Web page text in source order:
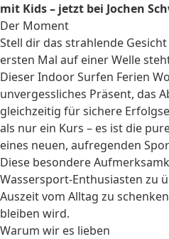
mit Kids – jetzt bei Jochen
Der Moment
Stell dir das strahlende
ersten Mal auf einer Welle
Dieser Indoor Surfen Ferien
unvergessliches Präsent, das
gleichzeitig für sichere
als nur ein Kurs – es ist die
eines neuen, aufregenden
Diese besondere
Wassersport-Enthusiasten zu
Auszeit vom Alltag zu
bleiben wird.
Warum wir es lieben